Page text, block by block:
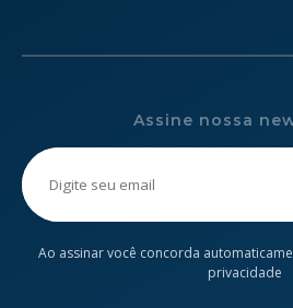
Assine nossa
Please
leave
this
field
Ao assinar você concorda
privacidade